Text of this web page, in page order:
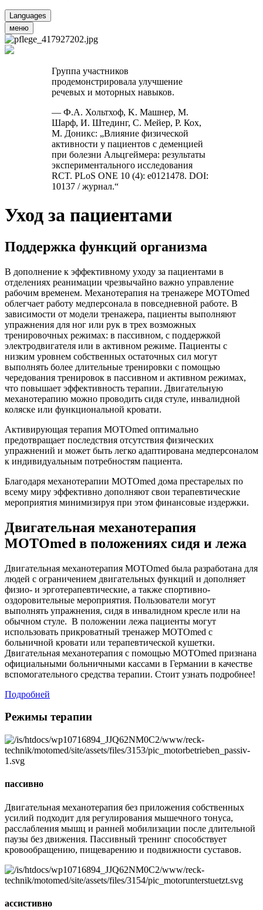
Languages
меню
Группа участников
продемонстрировала улучшение
речевых и моторных навыков.
— Ф.А. Хольтхоф, K. Машнер, M.
Шарф, И. Штединг, С. Мейер, Р. Кох,
М. Доникс: „Влияние физической
активности у пациентов с деменцией
при болезни Альцгеймера: результаты
экспериментального исследования
RCT. PLoS ONE 10 (4): e0121478. DOI:
10137 / журнал.“
Уход за пациентами
Поддержка функций организма
В дополнение к эффективному уходу за пациентами в
отделениях реанимации чрезвычайно важно управление
рабочим временем. Механотерапия на тренажере MOTOmed
облегчает работу медперсонала в повседневной работе. В
зависимости от модели тренажера, пациенты выполняют
упражнения для ног или рук в трех возможных
тренировочных режимах: в пассивном, с поддержкой
электродвигателя или в активном режиме. Пациенты с
низким уровнем собственных остаточных сил могут
выполнять более длительные тренировки с помощью
чередования тренировок в пассивном и активном режимах,
что повышает эффективность терапии. Двигательную
механотерапию можно проводить сидя стуле, инвалидной
коляске или функциональной кровати.
Активирующая терапия MOTOmed оптимально
предотвращает последствия отсутствия физических
упражнений и может быть легко адаптирована медперсоналом
к индивидуальным потребностям пациента.
Благодаря механотерапии MOTOmed дома престарелых по
всему миру эффективно дополняют свои терапевтические
мероприятия минимизируя при этом финансовые издержки.
Двигательная механотерапия
MOTOmed в положениях сидя и лежа
Двигательная механотерапия MOTOmed была разработана для
людей с ограничением двигательных функций и дополняет
физио- и эрготерапевтические, а также спортивно-
оздоровительные мероприятия. Пользователи могут
выполнять упражнения, сидя в инвалидном кресле или на
обычном стуле. В положении лежа пациенты могут
использовать прикроватный тренажер MOTOmed с
больничной кровати или терапевтической кушетки.
Двигательная механотерапия с помощью MOTOmed признана
официальными больничными кассами в Германии в качестве
вспомогательного средства терапии. Стоит узнать подробнее!
Подробней
Режимы терапии
пассивно
Двигательная механотерапия без приложения собственных
усилий подходит для регулирования мышечного тонуса,
расслабления мышц и ранней мобилизации после длительной
паузы без движения. Пассивный тренинг способствует
кровообращению, пищеварению и подвижности суставов.
ассистивно